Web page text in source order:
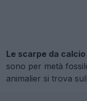
Le scarpe da
sono per metà
animalier si trova